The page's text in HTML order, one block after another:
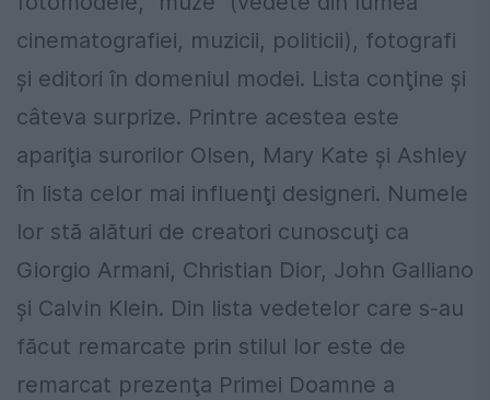
cinematografiei, muzicii, politicii), fotografi
şi editori în domeniul modei. Lista conţine şi
câteva surprize. Printre acestea este
apariţia surorilor Olsen, Mary Kate şi Ashley
în lista celor mai influenţi designeri. Numele
lor stă alături de creatori cunoscuţi ca
Giorgio Armani, Christian Dior, John Galliano
şi Calvin Klein. Din lista vedetelor care s-au
făcut remarcate prin stilul lor este de
remarcat prezenţa Primei Doamne a